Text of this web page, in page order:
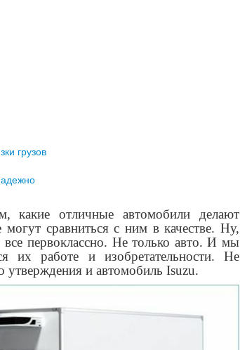
грузов
какие отличные автомобили делают
сравниться с ним в качестве. Ну,
первоклассно. Не только авто. И мы
их работе и изобретательности. Не
утверждения и автомобиль Isuzu.